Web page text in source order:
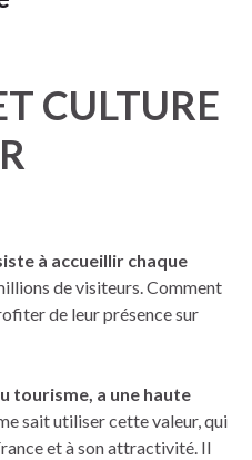
CULTURE
à accueillir chaque
de visiteurs. Comment
de leur présence sur
tourisme, a une haute
sait utiliser cette valeur, qui
et à son attractivité. Il